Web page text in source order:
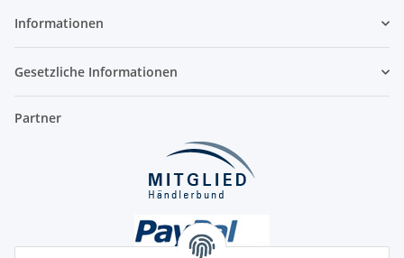
Informationen
Gesetzliche Informationen
Partner